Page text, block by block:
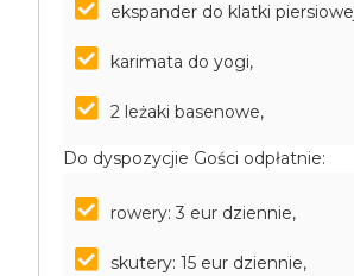
ekspander do klatki
karimata do yogi,
2 leżaki basenowe,
Do dyspozycjie Gości odpłatnie:
rowery: 3 eur dziennie,
skutery: 15 eur dziennie,